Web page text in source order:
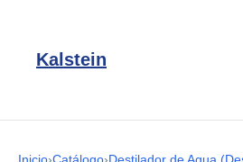
Kalstein